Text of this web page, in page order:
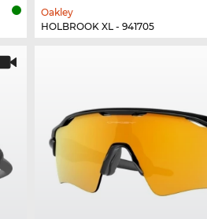
Oakley
HOLBROOK XL - 941705